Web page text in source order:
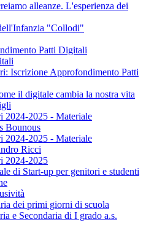
alleanze. L'esperienza dei
"Collodi"
Patti Digitali
Iscrizione Approfondimento Patti
il digitale cambia la nostra vita
2024-2025 - Materiale
Bounous
2024-2025 - Materiale
Ricci
2024-2025
di Start-up per genitori e studenti
dei primi giorni di scuola
e Secondaria di I grado a.s.